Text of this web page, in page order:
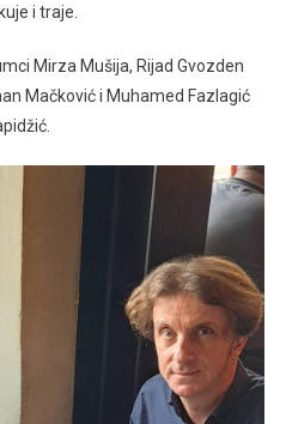
i traje.
Mirza Mušija, Rijad Gvozden
Mačković i Muhamed Fazlagić